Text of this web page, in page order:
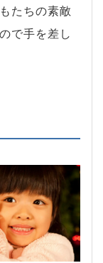
たちの素敵
で手を差し